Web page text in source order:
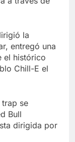
la
entregó una
el histórico
Chill-E el
trap se
Bull
dirigida por